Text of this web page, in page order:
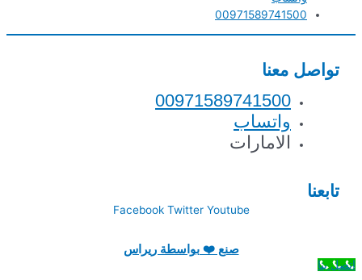
00971589741500
تواصل معنا
00971589741500
واتساب
الامارات
تابعنا
Facebook Twitter Youtube
صنع ❤️ بواسطة ريراس
اتصل بنا